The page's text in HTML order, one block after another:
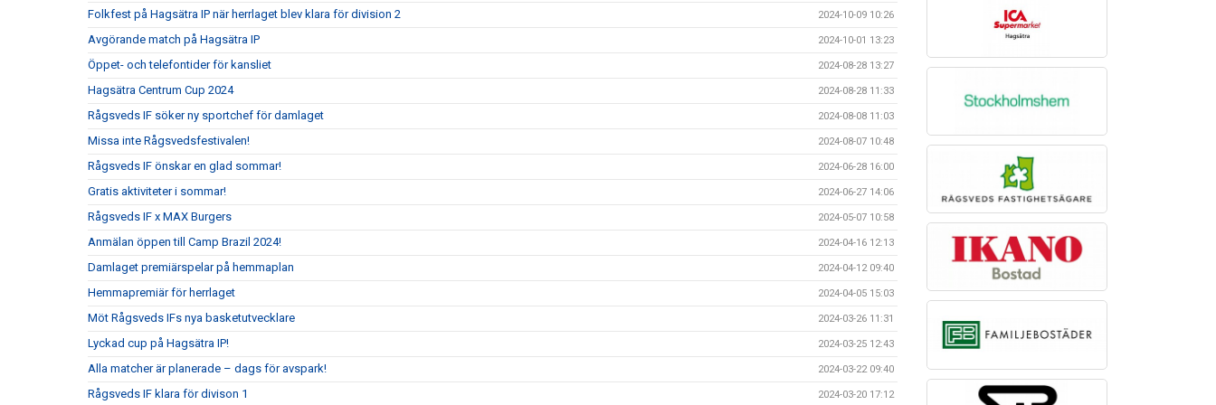
Folkfest på Hagsätra IP när herrlaget blev klara för division 2 2024-10-09 10:26
Avgörande match på Hagsätra IP 2024-10-01 13:23
Öppet- och telefontider för kansliet 2024-08-28 13:27
Hagsätra Centrum Cup 2024 2024-08-28 11:33
Rågsveds IF söker ny sportchef för damlaget 2024-08-08 11:03
Missa inte Rågsvedsfestivalen! 2024-08-07 10:48
Rågsveds IF önskar en glad sommar! 2024-06-28 16:00
Gratis aktiviteter i sommar! 2024-06-27 14:06
Rågsveds IF x MAX Burgers 2024-05-07 10:58
Anmälan öppen till Camp Brazil 2024! 2024-04-16 12:13
Damlaget premiärspelar på hemmaplan 2024-04-12 09:40
Hemmapremiär för herrlaget 2024-04-05 15:03
Möt Rågsveds IFs nya basketutvecklare 2024-03-26 11:31
Lyckad cup på Hagsätra IP! 2024-03-25 12:43
Alla matcher är planerade – dags för avspark! 2024-03-22 09:40
Rågsveds IF klara för divison 1 2024-03-20 17:12